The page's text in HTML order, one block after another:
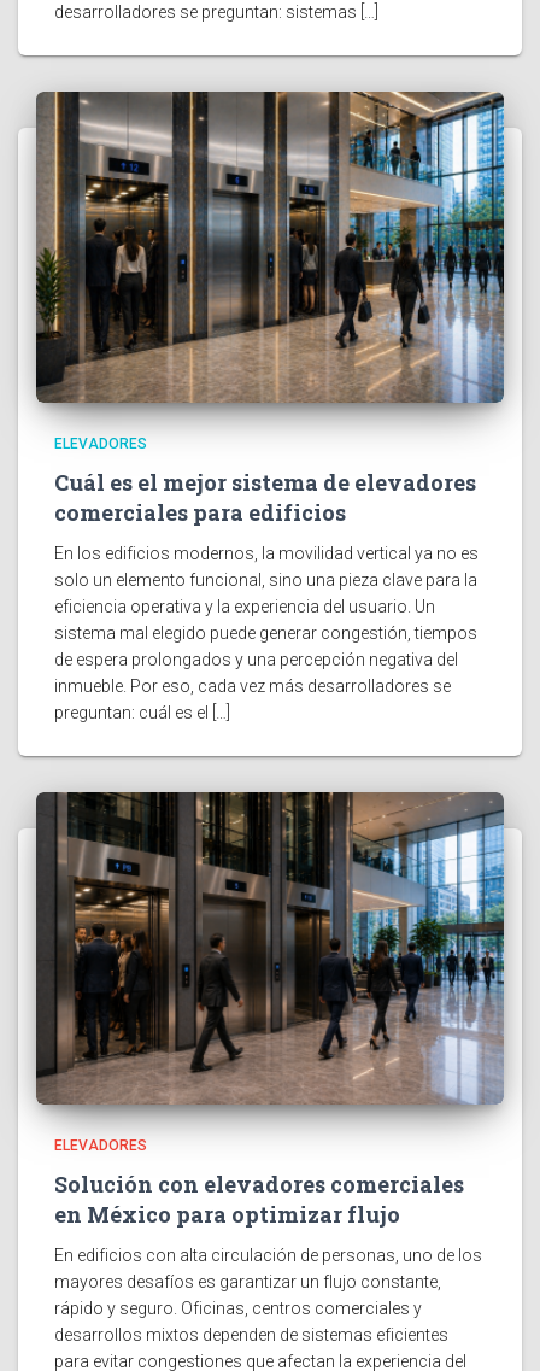
desarrolladores se preguntan: sistemas […]
ELEVADORES
Cuál es el mejor sistema de elevadores
comerciales para edificios
En los edificios modernos, la movilidad vertical ya no es
solo un elemento funcional, sino una pieza clave para la
eficiencia operativa y la experiencia del usuario. Un
sistema mal elegido puede generar congestión, tiempos
de espera prolongados y una percepción negativa del
inmueble. Por eso, cada vez más desarrolladores se
preguntan: cuál es el […]
ELEVADORES
Solución con elevadores comerciales
en México para optimizar flujo
En edificios con alta circulación de personas, uno de los
mayores desafíos es garantizar un flujo constante,
rápido y seguro. Oficinas, centros comerciales y
desarrollos mixtos dependen de sistemas eficientes
para evitar congestiones que afectan la experiencia del